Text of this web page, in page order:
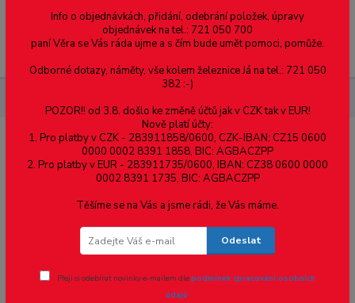
Menu
Chir. polní nemocnice 2. část 1:87
Info o objednávkách, přidání, odebrání položek, úpravy
objednávek na tel.: 721 050 700
paní Věra se Vás ráda ujme a s čím bude umět pomoci, pomůže.
Odborné dotazy, náměty, vše kolem železnice Já na tel.: 721 050
382 :-)
POZOR!! od 3.8. došlo ke změně účtů jak v CZK tak v EUR!
Nově platí účty:
1. Pro platby v CZK - 283911858/0600, CZK-IBAN: CZ15 0600
0000 0002 8391 1858, BIC: AGBACZPP
2. Pro platby v EUR - 283911735/0600, IBAN: CZ38 0600 0000
0002 8391 1735, BIC: AGBACZPP
Těšíme se na Vás a jsme rádi, že Vás máme.
Odeslat
Přeji si odebírat novinky e-mailem dlepodmínek zpracování osobních
údajů.